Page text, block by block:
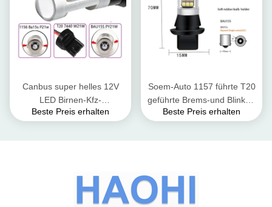
Canbus super helles 12V
LED Birnen-Kfz-
Kennzeichen-Licht Bremsder
Beste Preis erhalten
Soem-Auto 1157 führte T20
geführte Brems-und Blinker-
Lichter 2835 7443 Auto-
Beste Preis erhalten